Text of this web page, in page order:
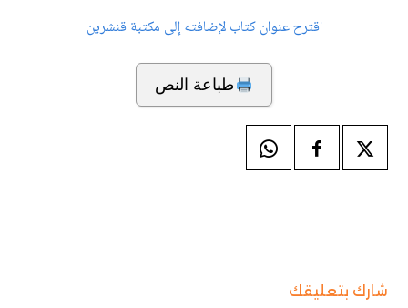
اقترح عنوان كتاب لإضافته إلى مكتبة قنشرين
طباعة النص
شارك بتعليقك